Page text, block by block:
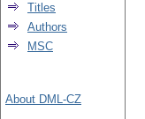
Titles
Authors
MSC
About DML-CZ